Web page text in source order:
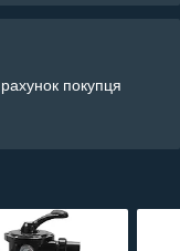
покупця